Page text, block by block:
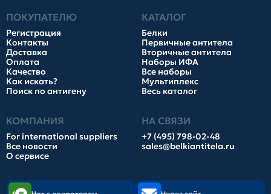
ПОКУПАТЕЛЮ
Регистрация
Контакты
Доставка
Оплата
Качество
Как искать?
Поиск по антигену
КАТАЛОГ
Белки
Первичные антитела
Вторичные антитела
Наборы ИФА
Все наборы
Мультиплекс
Весь каталог
КОМПАНИЯ
For international suppliers
Все новости
О сервисе
НА СВЯЗИ
+7 (495) 798-02-48
sales@belkiantitela.ru